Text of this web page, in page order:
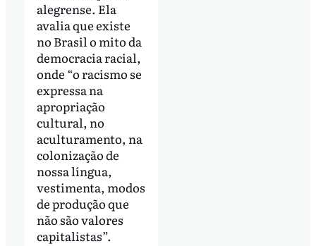
alegrense. Ela
avalia que existe
no Brasil o mito da
democracia racial,
onde “o racismo se
expressa na
apropriação
cultural, no
aculturamento, na
colonização de
nossa língua,
vestimenta, modos
de produção que
não são valores
capitalistas”.